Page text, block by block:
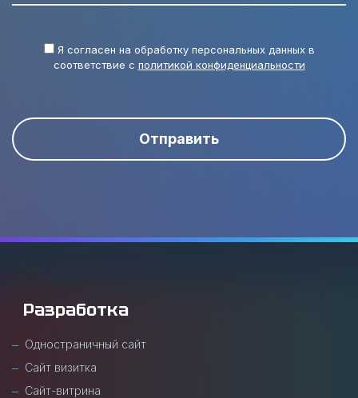
Я согласен на обработку персональных данных в
соответствие с политикой конфиденциальности
Отправить
Разработка
Одностраничный сайт
Сайт визитка
Сайт-витрина